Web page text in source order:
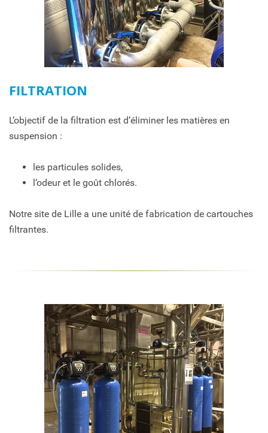
FILTRATION
L’objectif de la filtration est d’éliminer les matières en
suspension :
les particules solides,
l’odeur et le goût chlorés.
Notre site de Lille a une unité de fabrication de cartouches
filtrantes.